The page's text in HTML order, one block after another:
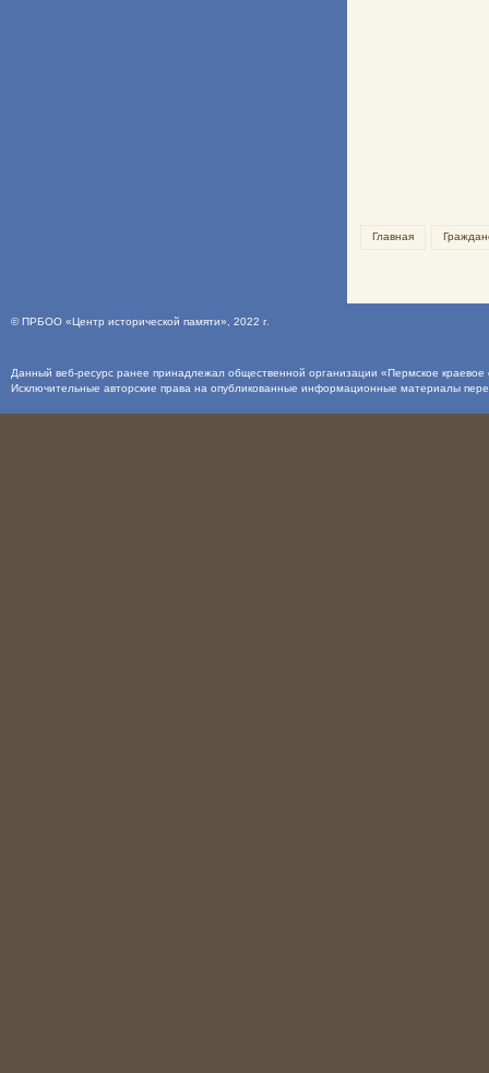
Главная
©ПРБОО «Центр исторической памяти» , 2022 г.
Данный веб-ресурс ранее принадлежал общественной организации «Пермское
Исключительные авторские права на опубликованные информационные материалы